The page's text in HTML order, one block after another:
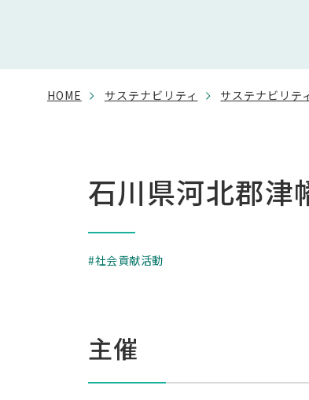
HOME サステナビリティ サステナビリテ
石川県河北郡津
社会貢献活動
主催